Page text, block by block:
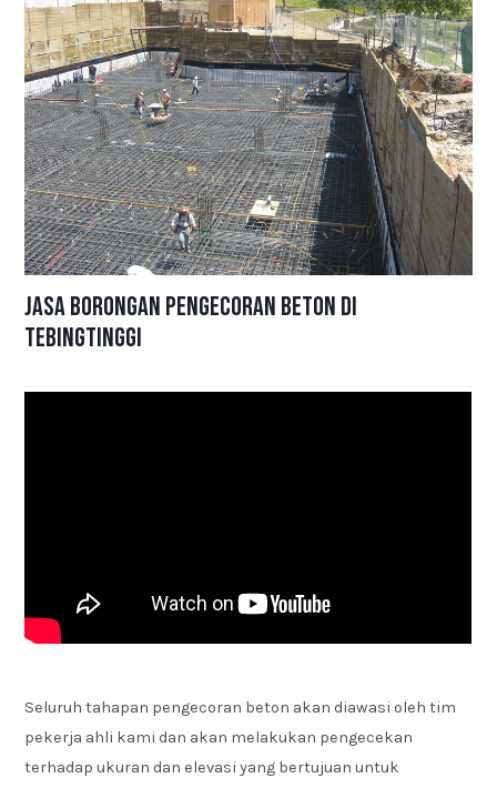
Jasa Borongan Pengecoran Beton di
Tebingtinggi
Seluruh tahapan pengecoran beton akan diawasi oleh tim
pekerja ahli kami dan akan melakukan pengecekan
terhadap ukuran dan elevasi yang bertujuan untuk